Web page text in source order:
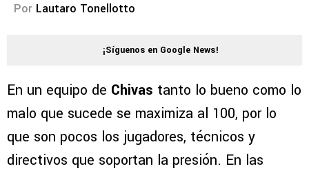
Por Lautaro Tonellotto
¡Síguenos en Google News!
En un equipo de Chivas tanto lo bueno como lo
malo que sucede se maximiza al 100, por lo
que son pocos los jugadores, técnicos y
directivos que soportan la presión. En las